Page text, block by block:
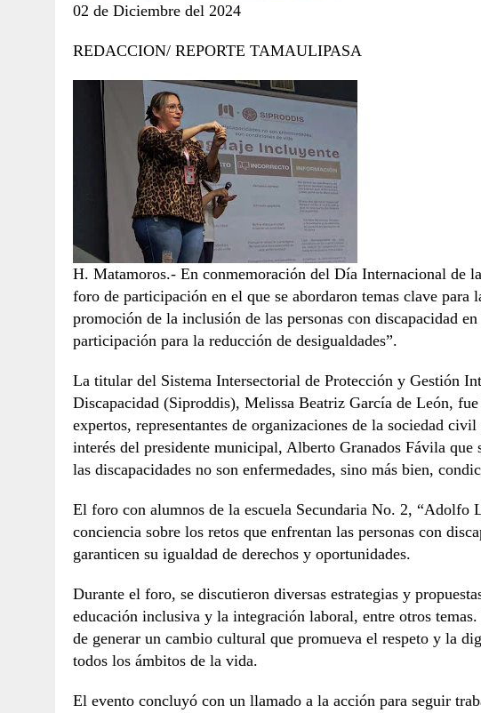
02 de Diciembre del 2024
REDACCION/ REPORTE TAMAULIPASA
H. Matamoros.- En conmemoración del Día Internacional de
foro de participación en el que se abordaron temas clave para
promoción de la inclusión de las personas con discapacidad
participación para la reducción de desigualdades”.
La titular del Sistema Intersectorial de Protección y Gestión
Discapacidad (Siproddis), Melissa Beatriz García de León,
expertos, representantes de organizaciones de la sociedad
interés del presidente municipal, Alberto Granados Fávila
las discapacidades no son enfermedades, sino más bien,
El foro con alumnos de la escuela Secundaria No. 2, “Adolfo
conciencia sobre los retos que enfrentan las personas con
garanticen su igualdad de derechos y oportunidades.
Durante el foro, se discutieron diversas estrategias y
educación inclusiva y la integración laboral, entre otros
de generar un cambio cultural que promueva el respeto y la
todos los ámbitos de la vida.
El evento concluyó con un llamado a la acción para seguir